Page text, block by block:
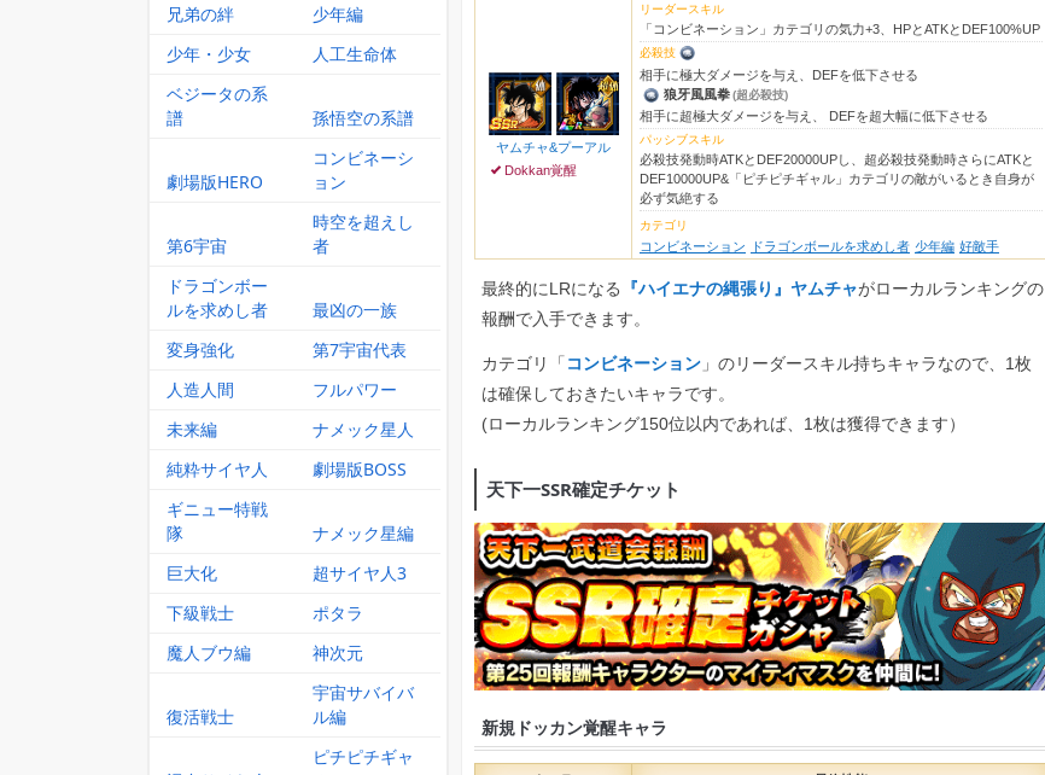
ヤムチャ&プーアル
Dokkan覚醒
リーダースキル
「コンビネーション」カテゴリの気力+3、HPとATKとDEF100%UP
必殺技
相手に極大ダメージを与え、DEFを低下させる
狼牙風風拳 (超必殺技)
相手に超極大ダメージを与え、 DEFを超大幅に低下させる
パッシブスキル
必殺技発動時ATKとDEF20000UPし、超必殺技発動時さらにATKと
DEF10000UP&「ピチピチギャル」カテゴリの敵がいるとき自身が
必ず気絶する
カテゴリ
コンビネーション ドラゴンボールを求めし者 少年編 好敵手
最終的にLRになる 『ハイエナの縄張り』ヤムチャがローカルランキングの
報酬で入手できます。
カテゴリ「 コンビネーション 」のリーダースキル持ちキャラなので、1枚
は確保しておきたいキャラです。
(ローカルランキング150位以内であれば、1枚は獲得できます）
天下一SSR確定チケット
新規ドッカン覚醒キャラ
兄弟の絆
少年編
少年・少女
人工生命体
ベジータの系
譜
孫悟空の系譜
劇場版HERO
コンビネーシ
ョン
第6宇宙
時空を超えし
者
ドラゴンボー
ルを求めし者
最凶の一族
変身強化
第7宇宙代表
人造人間
フルパワー
未来編
ナメック星人
純粋サイヤ人
劇場版BOSS
ギニュー特戦
隊
ナメック星編
巨大化
超サイヤ人3
下級戦士
ポタラ
魔人ブウ編
神次元
復活戦士
宇宙サバイバ
ル編
ピチピチギャ